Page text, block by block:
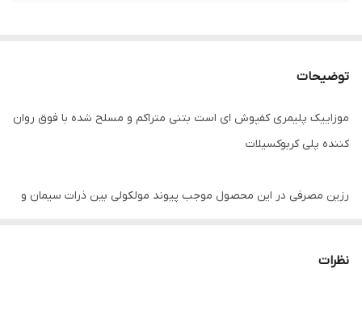
توضیحات
موزاییک پلیمری کفپوش ای است بتنی متراکم و مسلح شده با فوق روان
کننده پلی کربوکسیلات
رزین مصرفی در این محصول موجب پیوند مولکولی بین ذرات سیمان و
نظرات